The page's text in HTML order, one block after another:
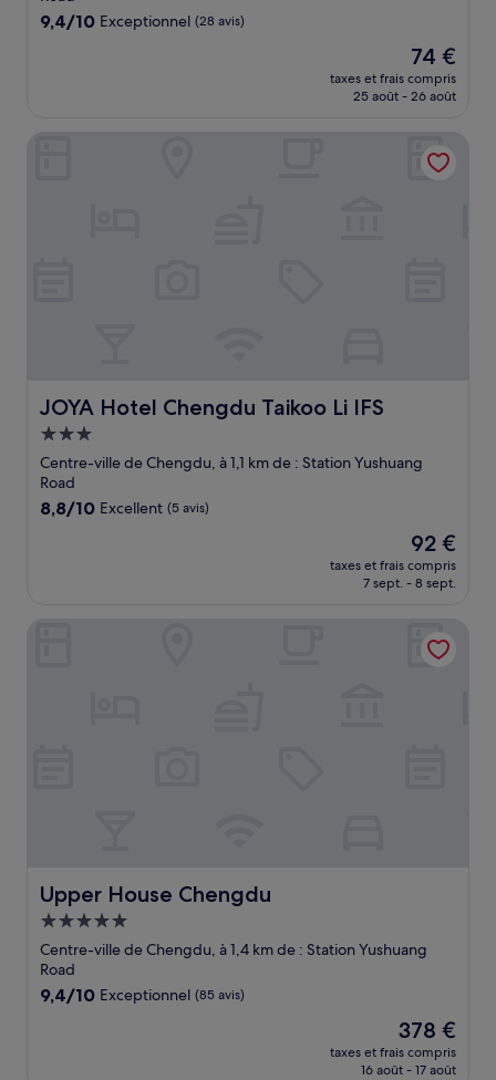
9.4
9,4/10 Exceptionnel (28 avis)
Le
nouveau
prix
de
74 €
74 €
taxes et frais compris
25 août - 26 août
JOYA Hotel Chengdu Taikoo Li IFS
JOYA Hotel Chengdu Taikoo Li IFS
Hébergement
3.0 étoiles
Centre-ville de Chengdu, à 1,1 km de : Station Yushuang
Road
8.8
8,8/10 Excellent (5 avis)
Le
nouveau
prix
de
92 €
92 €
taxes et frais compris
7 sept. - 8 sept.
Upper House Chengdu
Upper House Chengdu
Hébergement
5.0 étoiles
Centre-ville de Chengdu, à 1,4 km de : Station Yushuang
Road
9.4
9,4/10 Exceptionnel (85 avis)
Le
nouveau
prix
378 €
taxes et frais compris
16 août - 17 août